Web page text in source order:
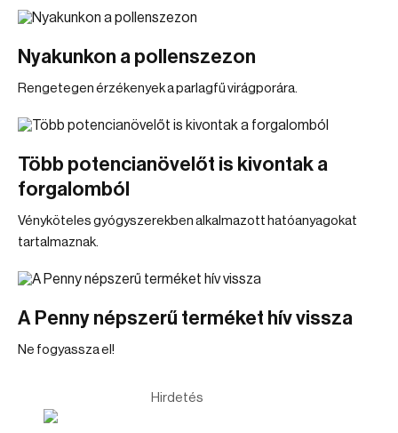
Nyakunkon a pollenszezon
Rengetegen érzékenyek a parlagfű virágporára.
Több potencianövelőt is kivontak a
forgalomból
Vényköteles gyógyszerekben alkalmazott hatóanyagokat
tartalmaznak.
A Penny népszerű terméket hív vissza
Ne fogyassza el!
Hirdetés